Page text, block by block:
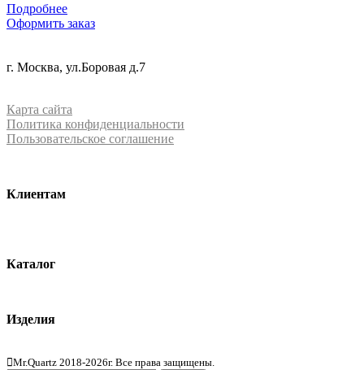
Подробнее
Оформить заказ
г. Москва, ул.Боровая д.7
Карта сайта
Политика конфиденциальности
Пользовательское соглашение
Клиентам
Каталог
Изделия
Mr.Quartz 2018-2026г. Все права защищены.